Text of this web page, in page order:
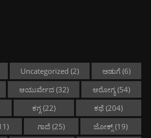
Uncategorized (2) ಅಡುಗೆ (6)
ಆಯುರ್ವೇದ(32) ಆರೋಗ್ಯ(54)
ಕಗ್ಗ(22) ಕಥೆ (204)
ಗಾದೆ(25) ಜೋಕ್ಸ್(19)